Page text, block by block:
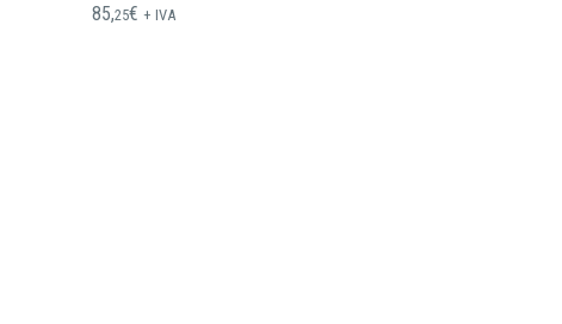
85,25€ + IVA